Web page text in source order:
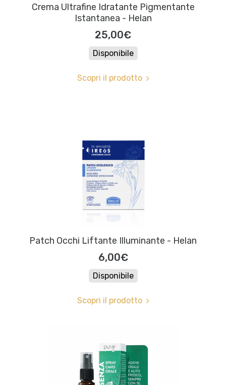
Crema Ultrafine Idratante Pigmentante
Istantanea - Helan
25,00€
Disponibile
Scopri il prodotto
Patch Occhi Liftante Illuminante - Helan
6,00€
Disponibile
Scopri il prodotto